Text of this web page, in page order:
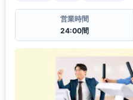
営業時間
24:00間